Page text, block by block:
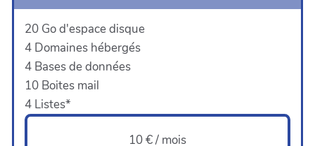
20 Go d'espace disque
4 Domaines hébergés
4 Bases de données
10 Boites mail
4 Listes*
10 € / mois